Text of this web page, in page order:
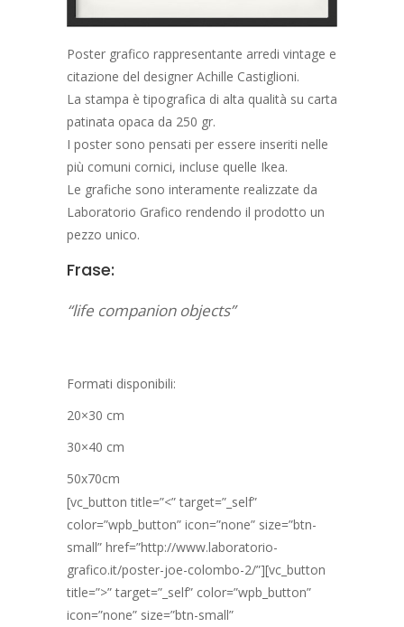
Poster grafico rappresentante arredi vintage e
citazione del designer Achille Castiglioni.
La stampa è tipografica di alta qualità su carta
patinata opaca da 250 gr.
I poster sono pensati per essere inseriti nelle
più comuni cornici, incluse quelle Ikea.
Le grafiche sono interamente realizzate da
Laboratorio Grafico rendendo il prodotto un
pezzo unico.
Frase:
“life companion objects”
Formati disponibili:
20×30 cm
30×40 cm
50x70cm
[vc_button title=”<” target=”_self”
color=”wpb_button” icon=”none” size=”btn-
small” href=”http://www.laboratorio-
grafico.it/poster-joe-colombo-2/”][vc_button
title=”>” target=”_self” color=”wpb_button”
icon=”none” size=”btn-small”